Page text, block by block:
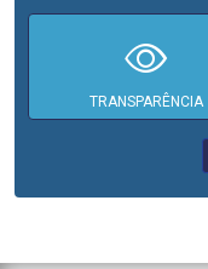
TRANSPARÊNCIA